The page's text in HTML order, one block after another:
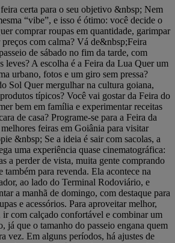
certa para o seu objetivo &nbsp; Nem
“vibe”, e isso é ótimo: você decide o
comprar roupas em quantidade, garimpar
com calma? Vá de&nbsp;Feira
de sábado no fim da tarde, com
leves? A escolha é a Feira da Lua Quer um
urbano, fotos e um giro sem pressa?
Sol Quer mergulhar na cultura goiana,
típicos? Você vai gostar da Feira do
bem em família e experimentar receitas
de casa? Programe-se para a Feira da
feiras em Goiânia para visitar
&nbsp; Se a ideia é sair com sacolas, a
uma experiência quase cinematográfica:
a perder de vista, muita gente comprando
também para revenda. Ela acontece na
ao lado do Terminal Rodoviário, e
a manhã de domingo, com destaque para
e acessórios. Para aproveitar melhor,
ir com calçado confortável e combinar um
já que o tamanho do passeio engana quem
vez. Em alguns períodos, há ajustes de